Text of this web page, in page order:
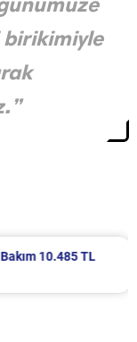
birikimiyle
10.485 TL